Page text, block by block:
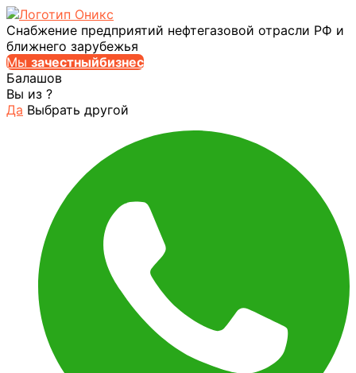
Снабжение предприятий нефтегазовой отрасли РФ и
ближнего зарубежья
Мы зачестныйбизнес
Балашов
Вы из ?
Да Выбрать другой